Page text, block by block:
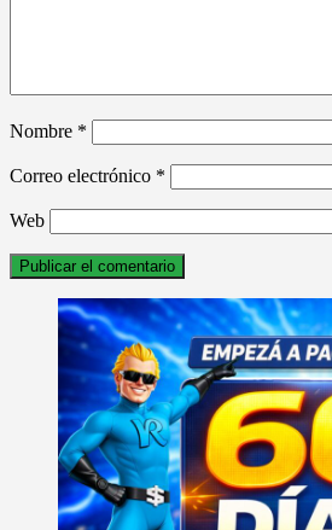
Nombre *
Correo electrónico *
Web